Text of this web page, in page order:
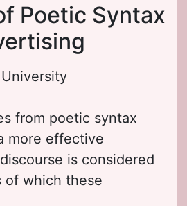
Poetic Syntax
from poetic syntax
more effective
is considered
of which these